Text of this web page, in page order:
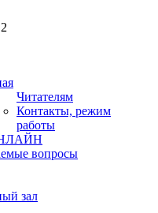
Читателям
Контакты, режим
работы
вопросы
зал